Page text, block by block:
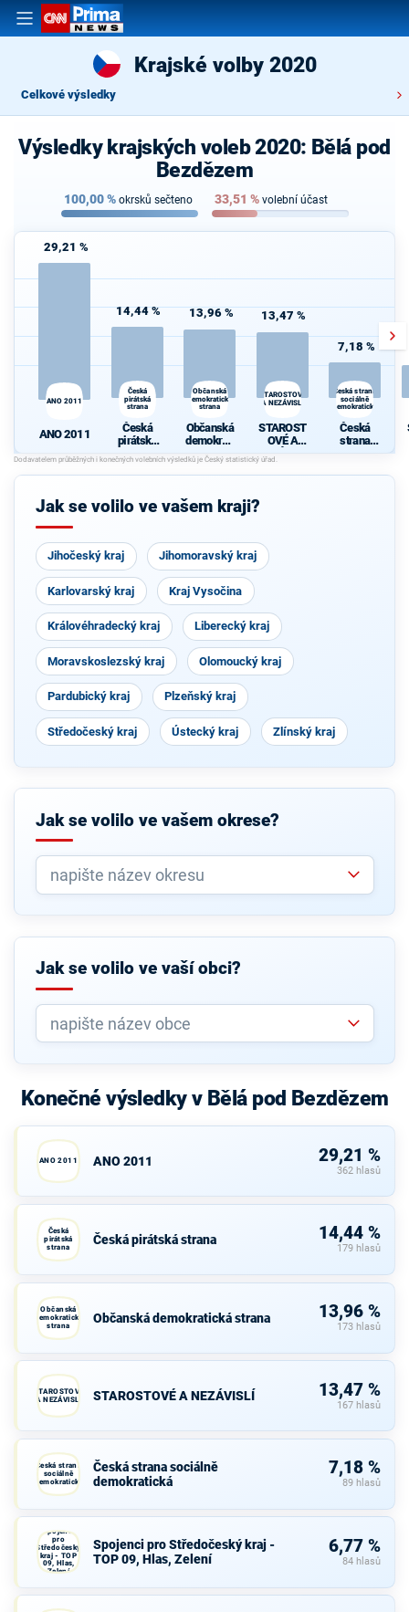
Krajské volby 2020
Celkové výsledky
Výsledky krajských voleb 2020: Bělá pod
Bezdězem
100,00% okrsků sečteno 33,51 % volební účast
29,21 %
ANO 2011
ANO 2011
14,44 %
Česká
pirátská
strana
Česká
pirátská
strana
13,96 %
Občanská
demokratická
strana
Občanská
demokrati
cká strana
13,47 %
STAROSTOVÉ
A NEZÁVISLÍ
STAROST
OVÉ A
NEZÁVISL
7,18 %
Česká strana
sociálně
demokratická
Česká
strana
sociálně
cká
Jak se volilo ve vašem kraji?
Jihočeský kraj Jihomoravský kraj
Karlovarský kraj Kraj Vysočina
Královéhradecký kraj Liberecký kraj
Moravskoslezský kraj Olomoucký kraj
Pardubický kraj Plzeňský kraj
Středočeský kraj Ústecký kraj Zlínský kraj
Jak se volilo ve vašem okrese?
Jak se volilo ve vaší obci?
Konečné výsledky v Bělá pod Bezdězem
ANO 2011 ANO 2011 29,21 %
362 hlasů
Česká
pirátská
strana
Česká pirátská strana 14,44 %
179 hlasů
Občanská
demokratická
strana
Občanská demokratická strana 13,96 %
173 hlasů
STAROSTOVÉ
A NEZÁVISLÍ
STAROSTOVÉ A NEZÁVISLÍ 13,47 %
167 hlasů
Česká strana
sociálně
demokratická
Česká strana sociálně
demokratická
7,18 %
89 hlasů
Spojenci
pro
Středočeský
kraj - TOP
09, Hlas,
Zelení
Spojenci pro Středočeský kraj -
TOP 09, Hlas, Zelení
6,77 %
84 hlasů